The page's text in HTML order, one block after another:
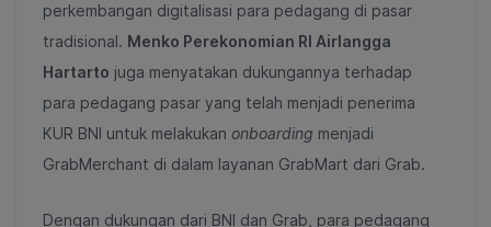
perkembangan digitalisasi para pedagang di pasar
tradisional. Menko Perekonomian RI Airlangga
Hartarto juga menyatakan dukungannya terhadap
para pedagang pasar yang telah menjadi penerima
KUR BNI untuk melakukan onboarding menjadi
GrabMerchant di dalam layanan GrabMart dari Grab.
Dengan dukungan dari BNI dan Grab, para pedagang